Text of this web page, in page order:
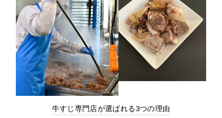
牛すじ専門店が選ばれる3つの理由